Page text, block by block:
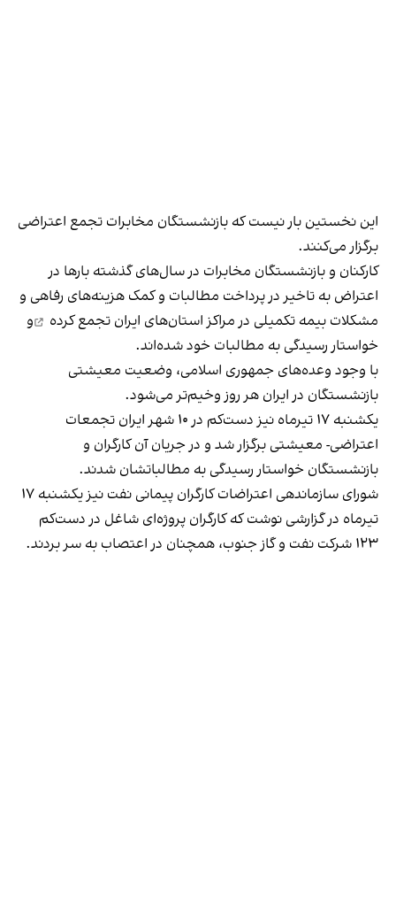
این نخستین بار نیست که بازنشستگان مخابرات تجمع اعتراضی
برگزار می‌کنند.
کارکنان و بازنشستگان مخابرات در سال‌های گذشته بارها در
اعتراض به تاخیر در پرداخت مطالبات و کمک هزینه‌های رفاهی و
مشکلات بیمه تکمیلی در مراکز استان‌های ایران تجمع کرده
و
خواستار رسیدگی به مطالبات خود شده‌اند.
با وجود وعده‌های جمهوری اسلامی، وضعیت معیشتی
بازنشستگان در ایران هر روز وخیم‌تر می‌شود.
یکشنبه ۱۷ تیرماه نیز دست‌کم در ۱۰ شهر ایران تجمعات
اعتراضی- معیشتی برگزار شد و در جریان آن کارگران و
بازنشستگان خواستار رسیدگی به مطالباتشان شدند.
شورای سازماندهی اعتراضات کارگران پیمانی نفت نیز یکشنبه ۱۷
تیرماه در گزارشی نوشتکه کارگران پروژه‌ای شاغل در دست‌کم
۱۲۳ شرکت نفت و گاز جنوب، همچنان در اعتصاب به سر بردند.